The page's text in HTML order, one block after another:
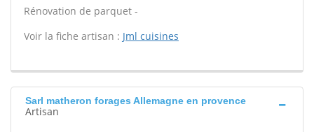
Rénovation de parquet -
Voir la fiche artisan : Jml cuisines
Sarl matheron forages Allemagne en provence
Artisan